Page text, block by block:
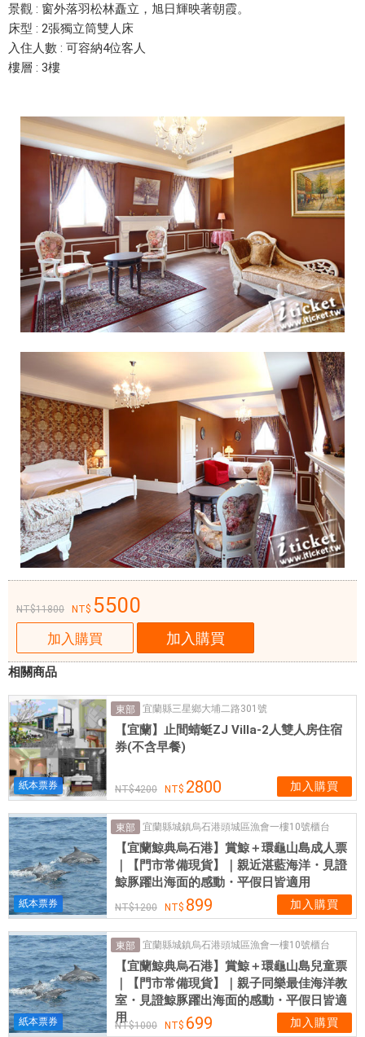
人
旅
居
歐
這
親
手
打
造
莊
園
，
從
構
想
、
設
計
、
到
挑
選
傢
俱
景觀 : 窗外落羽松林矗立，旭日輝映著朝霞。
床型 : 2張獨立筒雙人床
入住人數 : 可容納4位客人
樓層 : 3樓
11800 5500
加入購買 加入購買
相關商品
紙本票券
東部 宜蘭縣三星鄉大埔二路301號
【宜蘭】止間蜻蜓ZJ Villa-2人雙人房住宿
券(不含早餐)
4200 2800 加入購買
紙本票券
東部 宜蘭縣城鎮烏石港頭城區漁會一樓10號櫃台
【宜蘭鯨典烏石港】賞鯨＋環龜山島成人票
｜【門市常備現貨】｜親近湛藍海洋・見證
鯨豚躍出海面的感動・平假日皆適用
1200 899 加入購買
紙本票券
東部 宜蘭縣城鎮烏石港頭城區漁會一樓10號櫃台
【宜蘭鯨典烏石港】賞鯨＋環龜山島兒童票
｜【門市常備現貨】｜親子同樂最佳海洋教
室・見證鯨豚躍出海面的感動・平假日皆適
用
1000 699 加入購買